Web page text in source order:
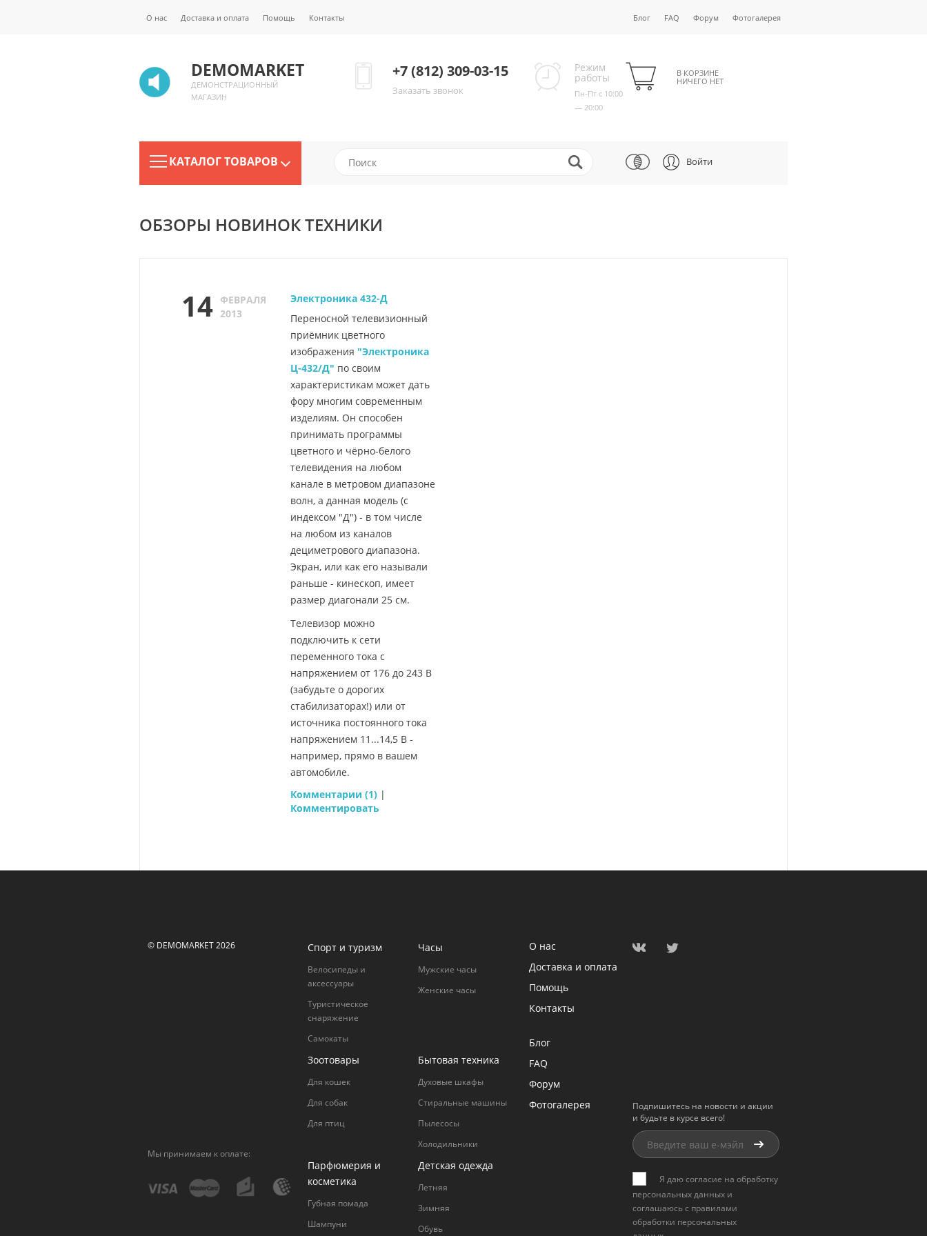
О нас Доставка и оплата Помощь Контакты Блог FAQ Форум Фотогалерея
DEMOMARKET
ДЕМОНСТРАЦИОННЫЙ
МАГАЗИН
+7 (812) 309-03-15
Заказать звонок
Режим
работы
Пн-Пт с 10:00
— 20:00
В КОРЗИНЕ
НИЧЕГО НЕТ
КАТАЛОГ ТОВАРОВ Войти
ОБЗОРЫ НОВИНОК ТЕХНИКИ
14 ФЕВРАЛЯ
2013
Электроника 432-Д
Переносной телевизионный
приёмник цветного
изображения "Электроника
Ц-432/Д" по своим
характеристикам может дать
фору многим современным
изделиям. Он способен
принимать программы
цветного и чёрно-белого
телевидения на любом
канале в метровом диапазоне
волн, а данная модель (с
индексом "Д") - в том числе
на любом из каналов
дециметрового диапазона.
Экран, или как его называли
раньше - кинескоп, имеет
размер диагонали 25 см.
Телевизор можно
подключить к сети
переменного тока с
напряжением от 176 до 243 В
(забудьте о дорогих
стабилизаторах!) или от
источника постоянного тока
напряжением 11...14,5 В -
например, прямо в вашем
автомобиле.
Комментарии (1) |
Комментировать
© DEMOMARKET 2026
Мы принимаем к оплате:
Спорт и туризм
Велосипеды и
аксессуары
Туристическое
снаряжение
Самокаты
Часы
Мужские часы
Женские часы
Зоотовары
Для кошек
Для собак
Для птиц
Бытовая техника
Духовые шкафы
Стиральные машины
Пылесосы
Холодильники
Парфюмерия и
косметика
Губная помада
Шампуни
Детская одежда
Летняя
Зимняя
Обувь
О нас
Доставка и оплата
Помощь
Контакты
Блог
FAQ
Форум
Фотогалерея
Подпишитесь на новости и акции
и будьте в курсе всего!
Я даю согласие на обработку
персональных данных и
соглашаюсь с правилами
обработки персональных